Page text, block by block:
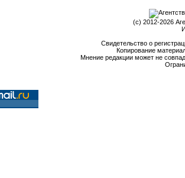
(c) 2012-2026
Свидетельство о
Копирование
Мнение редакции может не